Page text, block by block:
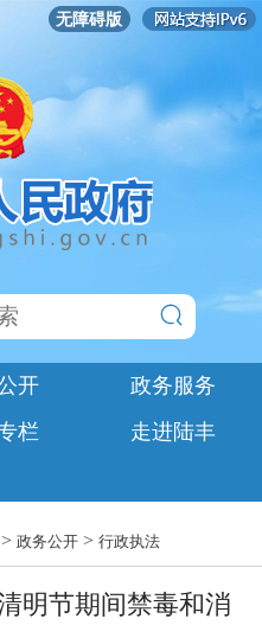
无障碍版
开
政务服务
栏
走进陆丰
政务公开> 行政执法
明节期间禁毒和消